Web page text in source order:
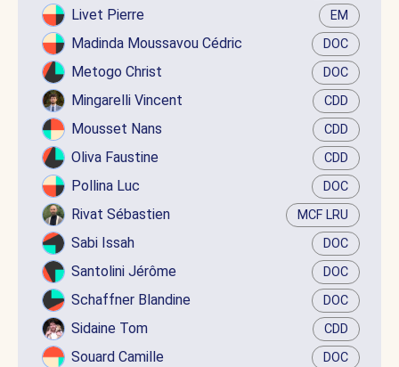
Livet Pierre EM
Madinda Moussavou Cédric DOC
Metogo Christ DOC
Mingarelli Vincent CDD
Mousset Nans CDD
Oliva Faustine CDD
Pollina Luc DOC
Rivat Sébastien MCF LRU
Sabi Issah DOC
Santolini Jérôme DOC
Schaffner Blandine DOC
Sidaine Tom CDD
Souard Camille DOC